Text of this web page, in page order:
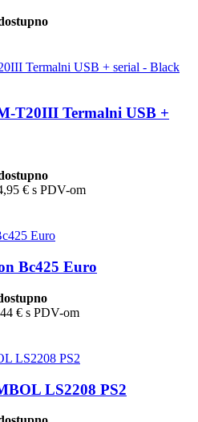
T20III Termalni USB +
€ s PDV-om
Bc425 Euro
€ s PDV-om
LS2208 PS2